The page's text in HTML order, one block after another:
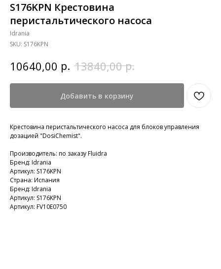
S176KPN Крестовина
перистальтического насоса
Idrania
SKU: S176KPN
10640,00 р. 13840,00 р.
Добавить в корзину
Крестовина перистальтического насоса для блоков управления
дозацией "DosiChemist".
Производитель: по заказу Fluidra
Бренд: Idrania
Артикул: S176KPN
Страна: Испания
Бренд: Idrania
Артикул: S176KPN
Артикул: FV10E0750